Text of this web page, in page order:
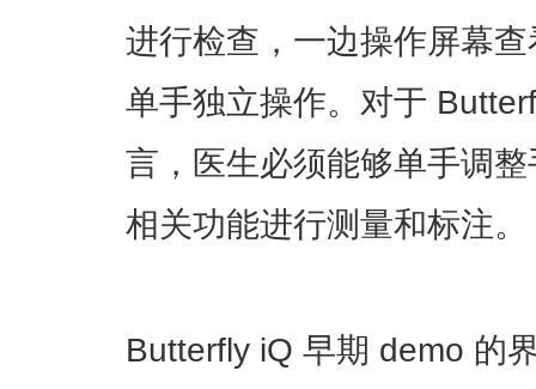
进行检查，一边操作屏幕
单手独立操作。对于
言，医生必须能够单手调
相关功能进行测量和标注。
Butterfly iQ 早期 demo 的